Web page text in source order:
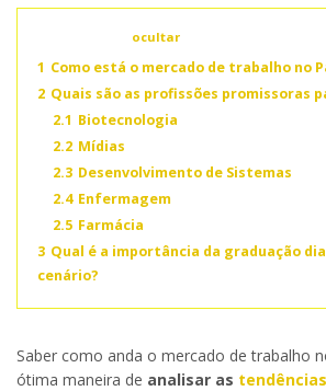
ocultar
1 Como está o mercado de trabalho no
2 Quais são as profissões promissoras
2.1 Biotecnologia
2.2 Mídias
2.3 Desenvolvimento de Sistemas
2.4 Enfermagem
2.5 Farmácia
3 Qual é a importância da graduação
cenário?
Saber como anda o mercado de trabalho
ótima maneira de analisar as tendências